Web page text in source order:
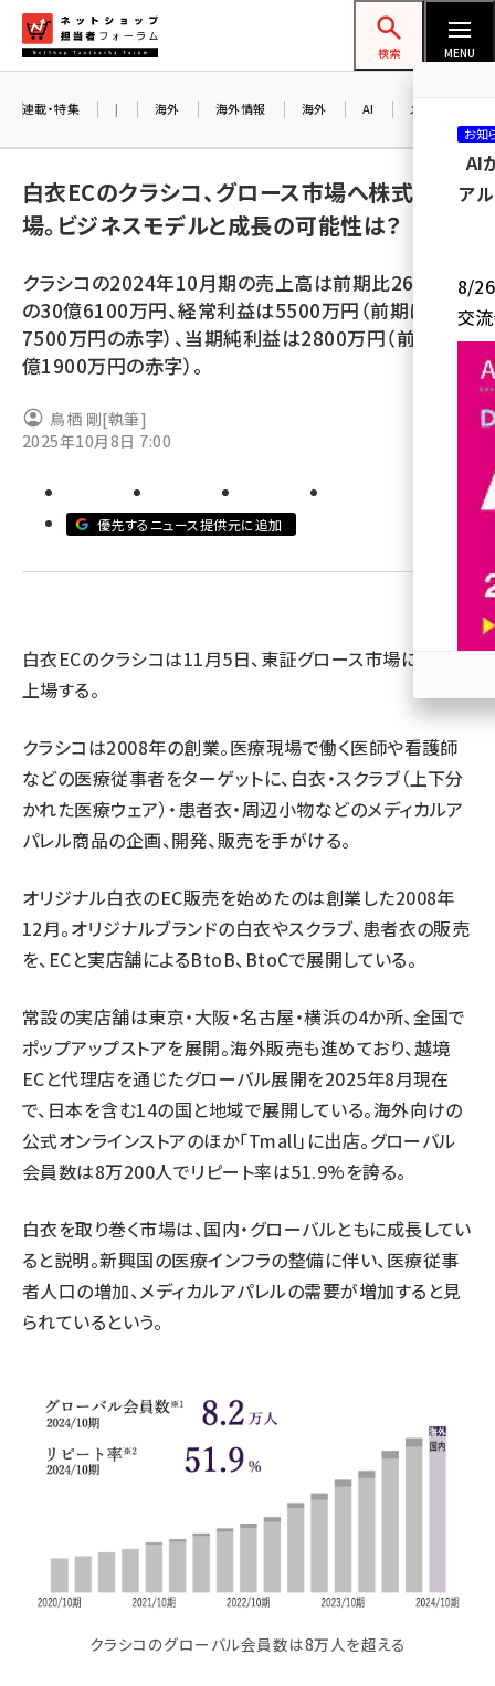
ン
ネットショップ担当者フォーラム
検索 MENU
yahoo (1901)
楽天 (1871)
ecbeing (1207)
アスクル (1119)
base (1077)
ビィ・フォアード (773)
revico (740)
連載・特集 | 海外 海外情報 海外 AI メタバース
白衣ECのクラシコ、グロース市場へ株式を上
場。ビジネスモデルと成長の可能性は？
クラシコの2024年10月期の売上高は前期比26.8%増
の30億6100万円、経常利益は5500万円（前期は1億
7500万円の赤字）、当期純利益は2800万円（前期は1
億1900万円の赤字）。
鳥栖 剛[執筆]
2025年10月8日 7:00
優先するニュース提供元に追加
白衣ECのクラシコは11月5日、東証グロース市場に株式を
上場する。
クラシコは2008年の創業。医療現場で働く医師や看護師
などの医療従事者をターゲットに、白衣・スクラブ（上下分
かれた医療ウェア）・患者衣・周辺小物などのメディカルア
パレル商品の企画、開発、販売を手がける。
オリジナル白衣のEC販売を始めたのは創業した2008年
12月。オリジナルブランドの白衣やスクラブ、患者衣の販売
を、ECと実店舗によるBtoB、BtoCで展開している。
常設の実店舗は東京・大阪・名古屋・横浜の4か所、全国で
ポップアップストアを展開。海外販売も進めており、越境
ECと代理店を通じたグローバル展開を2025年8月現在
で、日本を含む14の国と地域で展開している。海外向けの
公式オンラインストアのほか「Tmall」に出店。グローバル
会員数は8万200人でリピート率は51.9%を誇る。
白衣を取り巻く市場は、国内・グローバルともに成長してい
ると説明。新興国の医療インフラの整備に伴い、医療従事
者人口の増加、メディカルアパレルの需要が増加すると見
られているという。
クラシコのグローバル会員数は8万人を超える
お知
AI
ア
8/26
交
参